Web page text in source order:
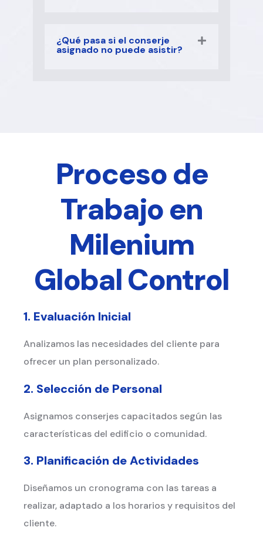
¿Qué pasa si el conserje
asignado no puede asistir?
Proceso de
Trabajo en
Milenium
Global Control
1. Evaluación Inicial
Analizamos las necesidades del cliente para
ofrecer un plan personalizado.
2. Selección de Personal
Asignamos conserjes capacitados según las
características del edificio o comunidad.
3. Planificación de Actividades
Diseñamos un cronograma con las tareas a
realizar, adaptado a los horarios y requisitos del
cliente.